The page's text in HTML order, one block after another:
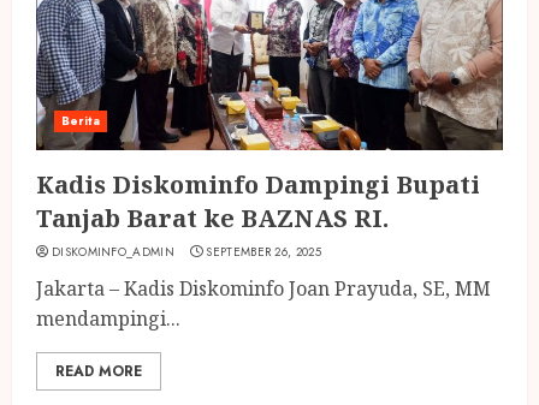
Berita
Kadis Diskominfo Dampingi Bupati
Tanjab Barat ke BAZNAS RI.
DISKOMINFO_ADMIN SEPTEMBER 26, 2025
Jakarta – Kadis Diskominfo Joan Prayuda, SE, MM
mendampingi...
READ MORE